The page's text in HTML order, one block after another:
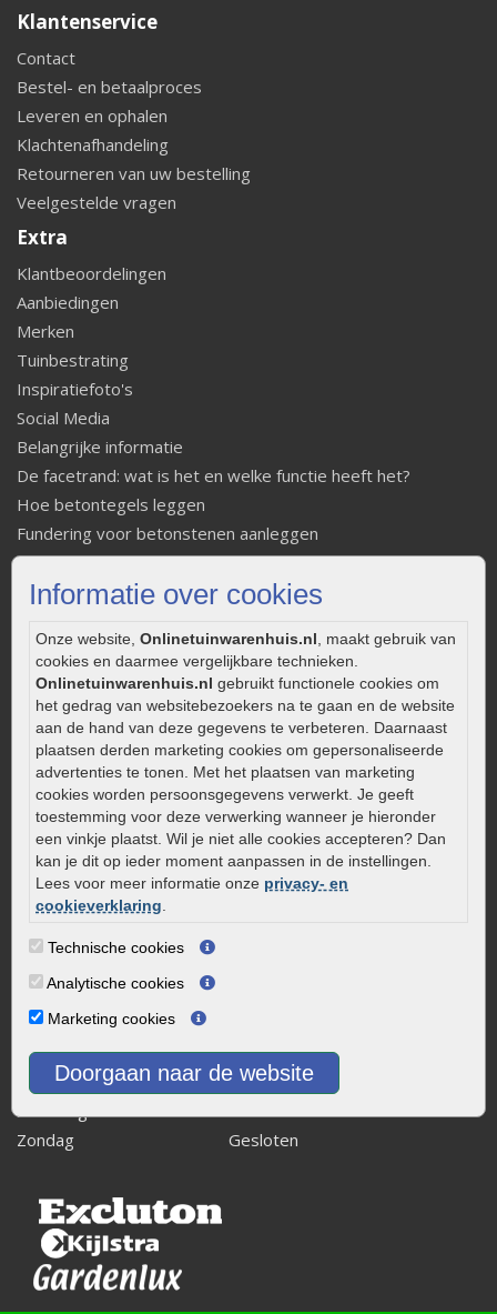
Informatie over cookies
Onze website, Onlinetuinwarenhuis.nl, maakt gebruik van
cookies en daarmee vergelijkbare technieken.
Onlinetuinwarenhuis.nl gebruikt functionele cookies om
het gedrag van websitebezoekers na te gaan en de website
aan de hand van deze gegevens te verbeteren. Daarnaast
plaatsen derden marketing cookies om gepersonaliseerde
advertenties te tonen. Met het plaatsen van marketing
cookies worden persoonsgegevens verwerkt. Je geeft
toestemming voor deze verwerking wanneer je hieronder
een vinkje plaatst. Wil je niet alle cookies accepteren? Dan
kan je dit op ieder moment aanpassen in de instellingen.
Lees voor meer informatie onze privacy- en
cookieverklaring.
Technische cookies
Analytische cookies
Marketing cookies
Doorgaan naar de website
Klantenservice
Contact
Bestel- en betaalproces
Leveren en ophalen
Klachtenafhandeling
Retourneren van uw bestelling
Veelgestelde vragen
Extra
Klantbeoordelingen
Aanbiedingen
Merken
Tuinbestrating
Inspiratiefoto's
Social Media
Belangrijke informatie
De facetrand: wat is het en welke functie heeft het?
Hoe betontegels leggen
Fundering voor betonstenen aanleggen
Welke tuinstijl past bij mij
Strakke tuin inrichten
Onderhoud van gebakken bestrating
Aanlegtips voor gebakken bestrating
Zelf een terras aanleggen
Kleine stadstuin inrichten
0320 – 219170
Kaapstanderweg 41
8243 RB Lelystad
info@onlinetuinwarenhuis.nl
Routebeschrijving
Dinsdag
Woensdag
Donderdag
08:00 - 17:00
Vrijdag
08:00 - 17:00
Zaterdag
08:00 - 15.00
Zondag
Gesloten